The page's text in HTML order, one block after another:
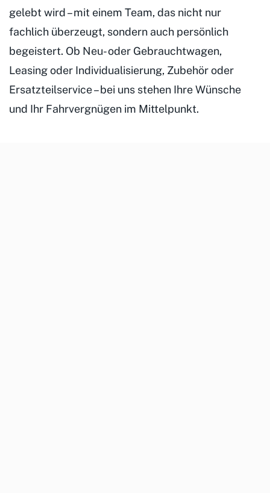
gelebt wird – mit einem Team, das nicht nur
fachlich überzeugt, sondern auch persönlich
begeistert. Ob Neu- oder Gebrauchtwagen,
Leasing oder Individualisierung, Zubehör oder
Ersatzteilservice – bei uns stehen Ihre Wünsche
und Ihr Fahrvergnügen im Mittelpunkt.